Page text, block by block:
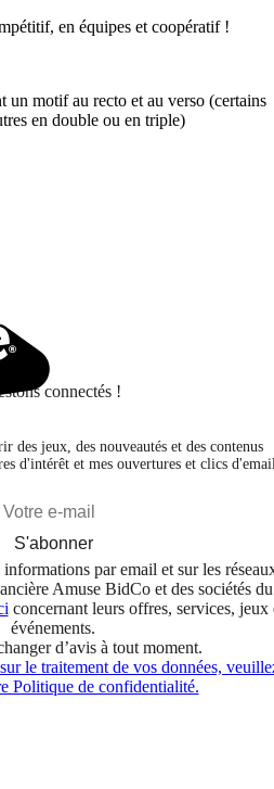
en équipes et coopératif !
un motif au recto et au verso (certains
en double ou en triple)
connectés !
des jeux, des nouveautés et des contenus
d'intérêt et mes ouvertures et clics
S'abonner
informations par email et sur les
Amuse BidCo et des sociétés du
concernant leurs offres, services, jeux
événements.
d’avis à tout moment.
le traitement de vos données,
Politique de confidentialité.